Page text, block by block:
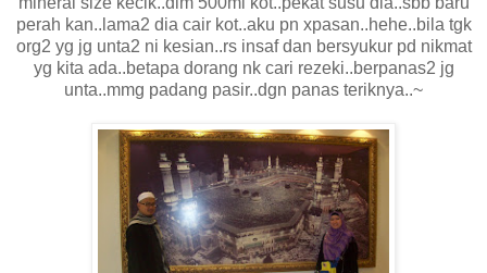
perah kan..lama2 dia cair kot..aku pn xpasan..hehe..bila tgk
org2 yg jg unta2 ni kesian..rs insaf dan bersyukur pd nikmat
yg kita ada..betapa dorang nk cari rezeki..berpanas2 jg
unta..mmg padang pasir..dgn panas teriknya..~